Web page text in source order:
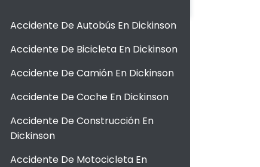
Accidente De Autobús En Dickinson
Accidente De Bicicleta En Dickinson
Accidente De Camión En Dickinson
Accidente De Coche En Dickinson
Accidente De Construcción En
Dickinson
Accidente De Motocicleta En